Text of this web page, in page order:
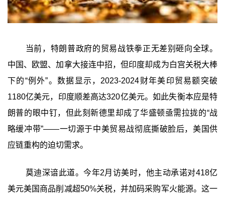
当前，特朗普政府的贸易战铁拳正无差别砸向全球。
中国、欧盟、加拿大接连中招，但印度却成为白宫关税大棒
下的“例外”。数据显示，2023-2024财年美印贸易额突破
1180亿美元，印度顺差高达320亿美元。如此失衡本应是特
朗普的眼中钉，但此刻新德里却成了华盛顿亟需拉拢的“战
略缓冲带”——一切源于中美贸易战彻底撕破脸后，美国供
应链重构的迫切需求。
莫迪深谙此道。今年2月访美时，他主动承诺对418亿
美元美国商品削减超50%关税，并加码采购军火能源。这一